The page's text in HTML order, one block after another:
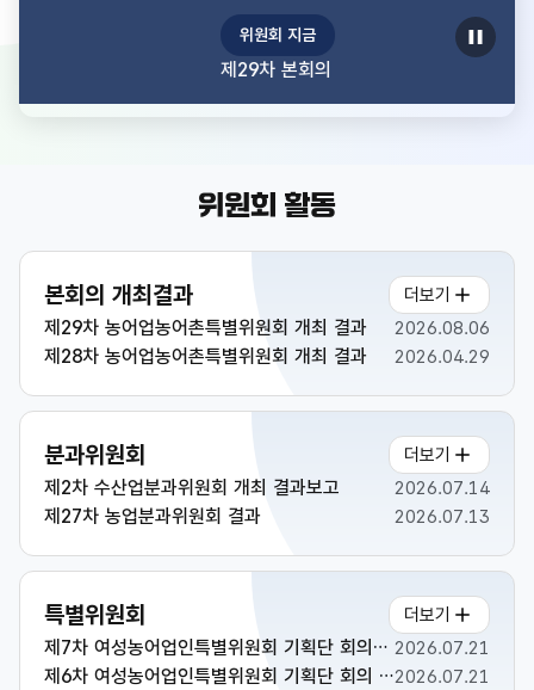
정
지
위원회 활동
본회의 개최결과 더보기
제29차 농어업농어촌특별위원회 개최 결과 2026.08.06
제28차 농어업농어촌특별위원회 개최 결과 2026.04.29
분과위원회 더보기
제2차 수산업분과위원회 개최 결과보고 2026.07.14
제27차 농업분과위원회 결과 2026.07.13
특별위원회 더보기
제7차 여성농어업인특별위원회 기획단 회의결과 2026.07.21
제6차 여성농어업인특별위원회 기획단 회의 결과보고 2026.07.21